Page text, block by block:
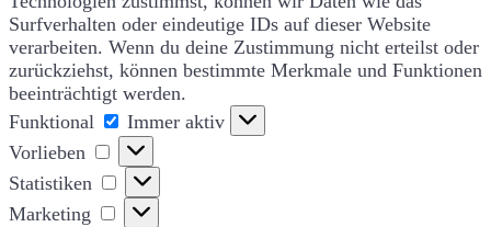
Surfverhalten oder eindeutige IDs auf dieser Website
verarbeiten. Wenn du deine Zustimmung nicht erteilst oder
zurückziehst, können bestimmte Merkmale und Funktionen
beeinträchtigt werden.
Funktional
Funktional
Immer aktiv
Vorlieben
Vorlieben
Statistiken
Statistiken
Marketing
Marketing